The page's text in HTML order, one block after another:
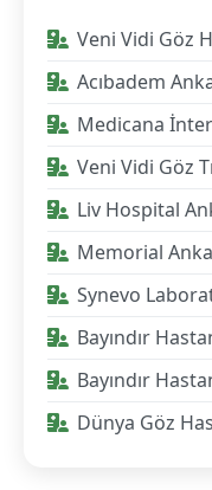
Veni Vidi Göz
Acıbadem
Medicana
Veni Vidi Göz
Liv Hospital
Memorial
Synevo
Bayındır
Bayındır
Dünya Göz